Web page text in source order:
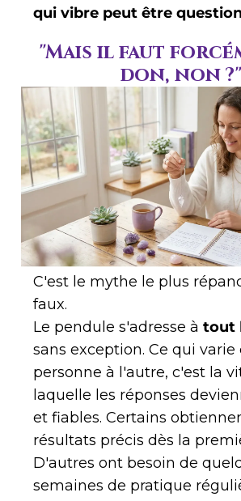
qui vibre peut être
"Mais il faut
don, non ?"
C'est le mythe le plus
faux.
Le pendule s'adresse à tout
sans exception. Ce qui varie
personne à l'autre, c'est la
laquelle les réponses
et fiables. Certains
résultats précis dès la
D'autres ont besoin de
semaines de pratique